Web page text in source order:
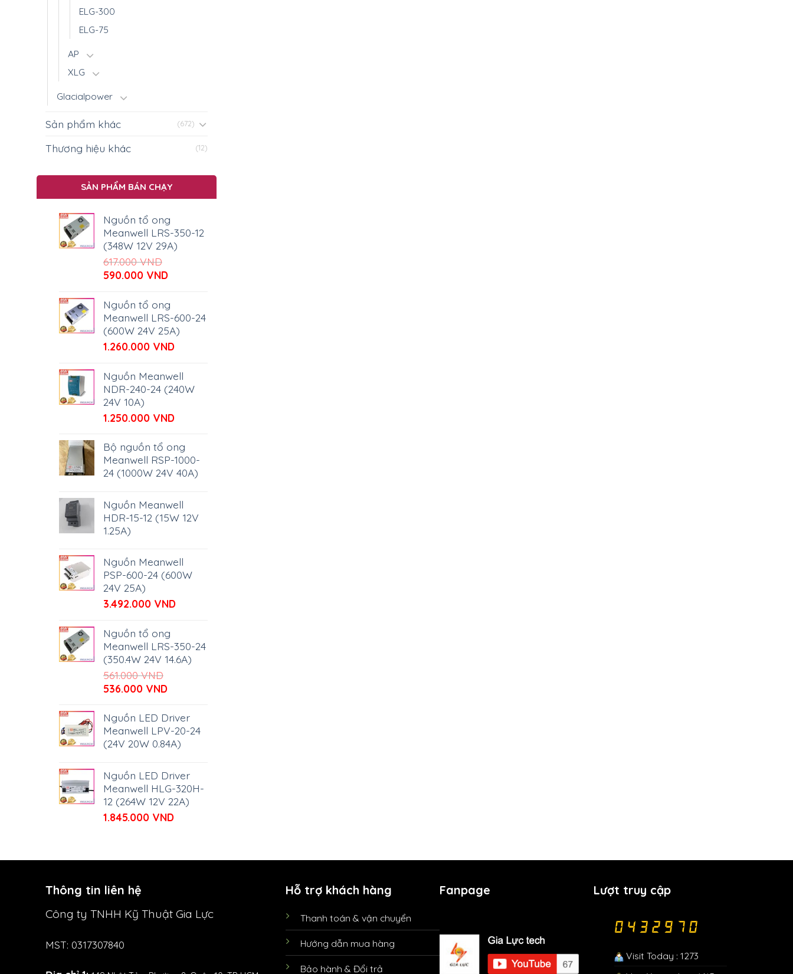
ELG-300
ELG-75
AP
XLG
Glacialpower
Sản phẩm khác (672)
Thương hiệu khác (12)
SẢN PHẨM BÁN CHẠY
Nguồn tổ ong
Meanwell LRS-350-12
(348W 12V 29A)
617.000VND
Giá
là:
617.000 VND.
590.000 VNDGiá
tại
là:
590.000 VND.
Nguồn tổ ong
Meanwell LRS-600-24
(600W 24V 25A)
1.260.000 VND
Nguồn Meanwell
NDR-240-24 (240W
24V 10A)
1.250.000 VND
Bộ nguồn tổ ong
Meanwell RSP-1000-
24 (1000W 24V 40A)
Nguồn Meanwell
HDR-15-12 (15W 12V
1.25A)
Nguồn Meanwell
PSP-600-24 (600W
24V 25A)
3.492.000 VND
Nguồn tổ ong
Meanwell LRS-350-24
(350.4W 24V 14.6A)
561.000VND
Giá
là:
561.000 VND.
536.000 VNDGiá
tại
là:
536.000 VND.
Nguồn LED Driver
Meanwell LPV-20-24
(24V 20W 0.84A)
Nguồn LED Driver
Meanwell HLG-320H-
12 (264W 12V 22A)
1.845.000 VND
Thông tin liên hệ
Công ty TNHH Kỹ Thuật Gia Lực
MST: 0317307840
Hỗ trợ khách hàng
Thanh toán & vận chuyển
Hướng dẫn mua hàng
Bảo hành & Đổi trả
Fanpage Lượt truy cập
Visit Today : 1273